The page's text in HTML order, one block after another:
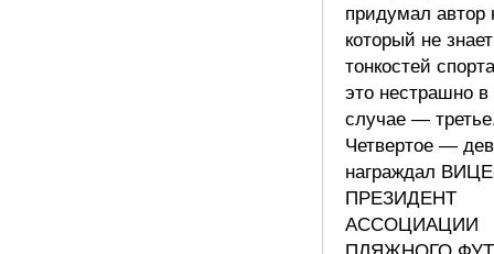
придумал автор
который не знает
тонкостей
это нестрашно
случае —
Четвертое —
награждал
ПРЕЗИДЕНТ
АССОЦИАЦИИ